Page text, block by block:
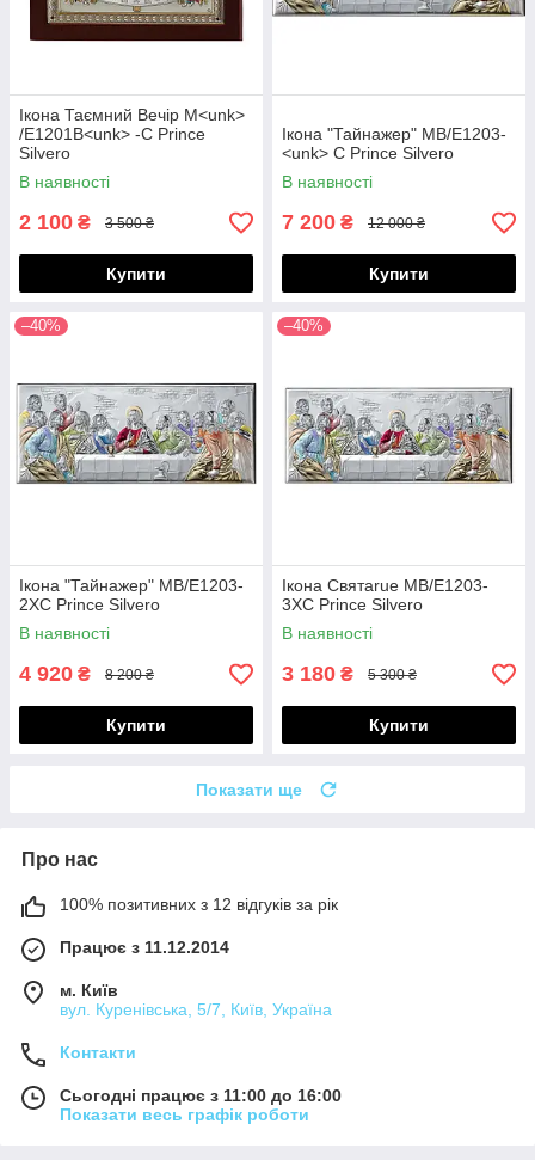
Ікона Таємний Вечір M<unk>
/E1201B<unk> -C Prince
Silvero
В наявності
2 100 ₴ 3 500 ₴
Купити
Ікона "Тайнажер" MB/E1203-
<unk> C Prince Silvero
В наявності
7 200 ₴ 12 000 ₴
Купити
–40%
Ікона "Тайнажер" MB/E1203-
2XC Prince Silvero
В наявності
4 920 ₴ 8 200 ₴
Купити
–40%
Ікона Святаrue MB/E1203-
3XC Prince Silvero
В наявності
3 180 ₴ 5 300 ₴
Купити
Показати ще
Про нас
100% позитивних з 12 відгуків за рік
Працює з 11.12.2014
м. Київ
вул. Куренівська, 5/7, Київ, Україна
Контакти
Сьогодні працює з 11:00 до 16:00
Показати весь графік роботи